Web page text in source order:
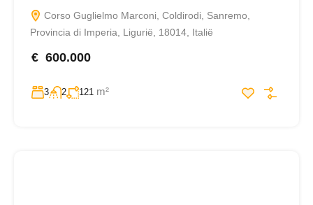
Corso Guglielmo Marconi, Coldirodi, Sanremo,
Provincia di Imperia, Ligurië, 18014, Italië
€ 600.000
3 2 121 m²